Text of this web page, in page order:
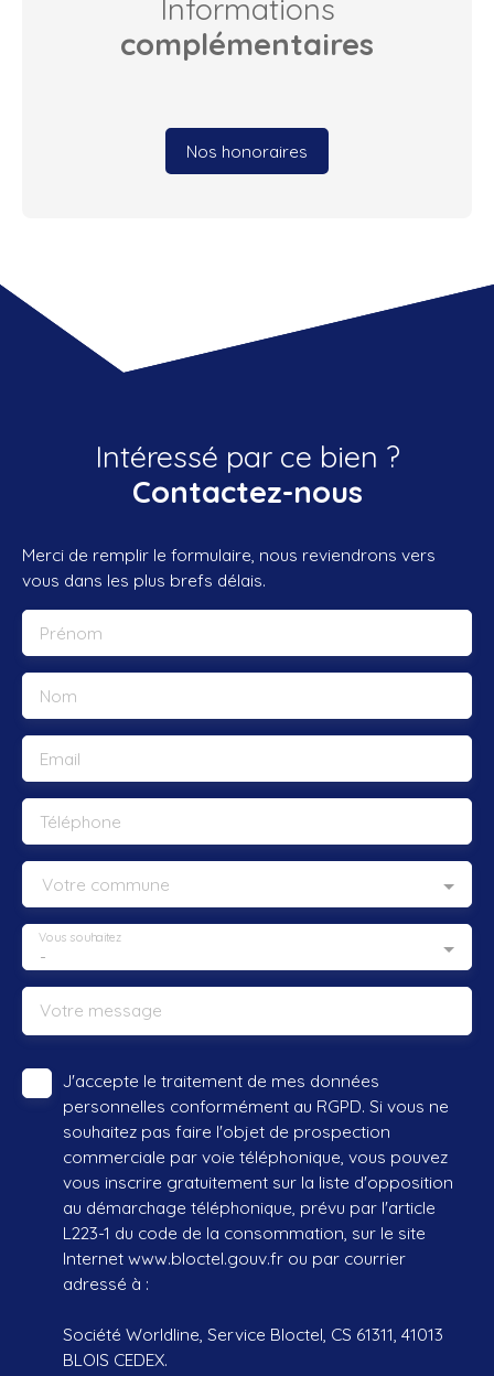
Informations
complémentaires
Nos honoraires
Intéressé par ce bien ?
Contactez-nous
Merci de remplir le formulaire, nous reviendrons vers
vous dans les plus brefs délais.
Prénom
Nom
Email
Téléphone
Votre commune
-
Vous souhaitez
Votre message
J'accepte le traitement de mes données
personnelles conformément au RGPD. Si vous ne
souhaitez pas faire l'objet de prospection
commerciale par voie téléphonique, vous pouvez
vous inscrire gratuitement sur la liste d'opposition
au démarchage téléphonique, prévu par l'article
L223-1 du code de la consommation, sur le site
Internet www.bloctel.gouv.fr ou par courrier
adressé à :
Société Worldline, Service Bloctel, CS 61311, 41013
BLOIS CEDEX.